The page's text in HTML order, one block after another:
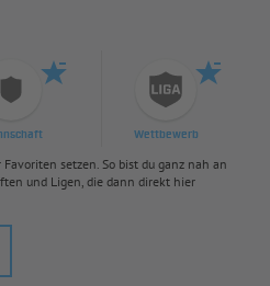
Wettbewerb
setzen. So bist du ganz nah an
und Ligen, die dann direkt hier